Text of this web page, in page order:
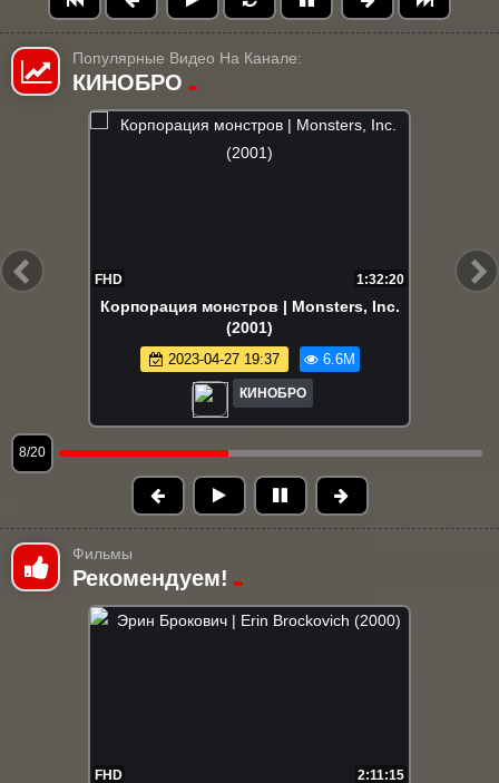
Популярные Видео На Канале:
КИНОБРО
FHD 1:32:20
Корпорация монстров | Monsters, Inc.
(2001)
2023-04-27 19:37 6.6M
КИНОБРО
9/20
Фильмы
Рекомендуем!
FHD 2:11:15